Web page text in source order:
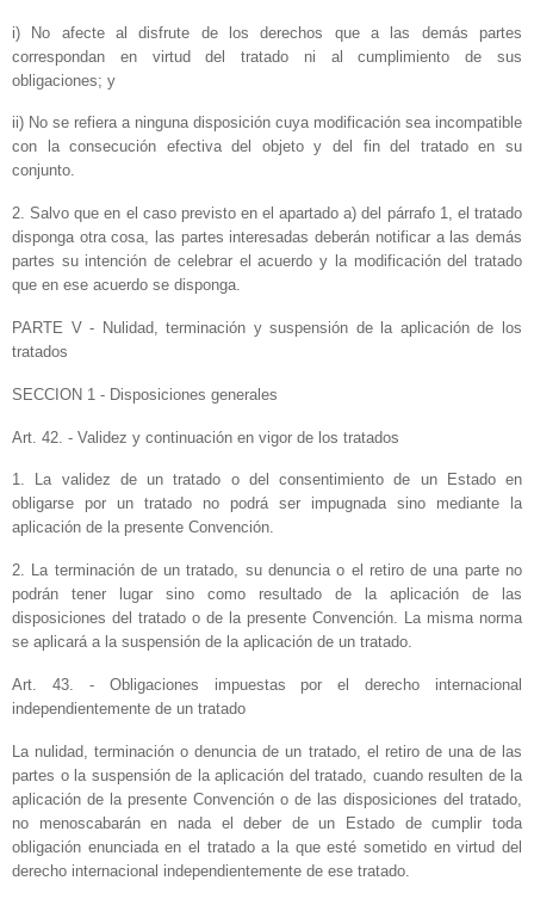
i) No afecte al disfrute de los derechos que a las demás partes
correspondan en virtud del tratado ni al cumplimiento de sus
obligaciones; y
ii) No se refiera a ninguna disposición cuya modificación sea incompatible
con la consecución efectiva del objeto y del fin del tratado en su
conjunto.
2. Salvo que en el caso previsto en el apartado a) del párrafo 1, el tratado
disponga otra cosa, las partes interesadas deberán notificar a las demás
partes su intención de celebrar el acuerdo y la modificación del tratado
que en ese acuerdo se disponga.
PARTE V - Nulidad, terminación y suspensión de la aplicación de los
tratados
SECCION 1 - Disposiciones generales
Art. 42. - Validez y continuación en vigor de los tratados
1. La validez de un tratado o del consentimiento de un Estado en
obligarse por un tratado no podrá ser impugnada sino mediante la
aplicación de la presente Convención.
2. La terminación de un tratado, su denuncia o el retiro de una parte no
podrán tener lugar sino como resultado de la aplicación de las
disposiciones del tratado o de la presente Convención. La misma norma
se aplicará a la suspensión de la aplicación de un tratado.
Art. 43. - Obligaciones impuestas por el derecho internacional
independientemente de un tratado
La nulidad, terminación o denuncia de un tratado, el retiro de una de las
partes o la suspensión de la aplicación del tratado, cuando resulten de la
aplicación de la presente Convención o de las disposiciones del tratado,
no menoscabarán en nada el deber de un Estado de cumplir toda
obligación enunciada en el tratado a la que esté sometido en virtud del
derecho internacional independientemente de ese tratado.